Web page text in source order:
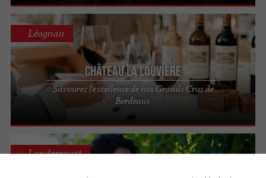
Château La Louvière
Savourez l'excellence de nos Grands Crus de
Bordeaux
Léognan
Landerrouat